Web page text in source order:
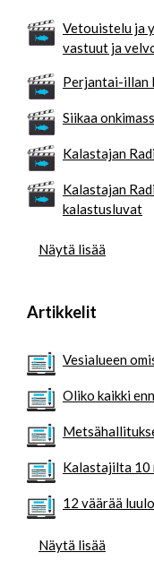
Vetouistelu ja
vastuut ja
Perjantai-illan
Siikaa
Kalastajan
Kalastajan
kalastusluvat
Näytä lisää
Artikkelit
Vesialueen
Oliko kaikki
Kalastajilta 10
12 väärää
Näytä lisää